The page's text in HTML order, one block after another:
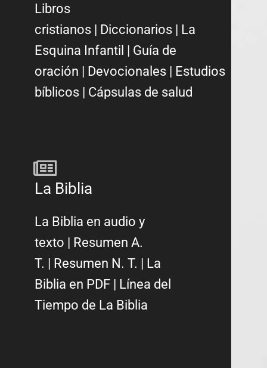
Libros
cristianos | Diccionarios | La
Esquina Infantil | Guía de
oración | Devocionales | Estudios
bíblicos | Cápsulas de salud
La Biblia
La Biblia en audio y
texto
Resumen A.
T.
Resumen N. T.
La
Biblia en PDF
Línea del
Tiempo de La Biblia